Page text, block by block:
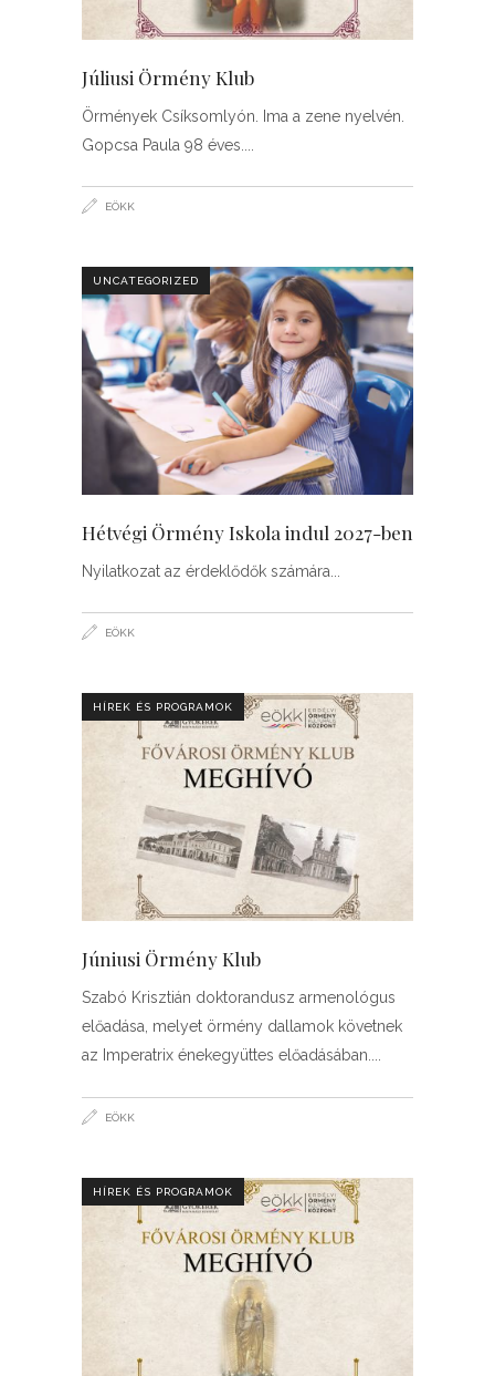
Júliusi Örmény Klub
Örmények Csíksomlyón. Ima a zene nyelvén.
Gopcsa Paula 98 éves.
EÖKK
UNCATEGORIZED
Hétvégi Örmény Iskola indul 2027-ben
Nyilatkozat az érdeklődők számára
EÖKK
HÍREK ÉS PROGRAMOK
Júniusi Örmény Klub
Szabó Krisztián doktorandusz armenológus
előadása, melyet örmény dallamok követnek
az Imperatrix énekegyüttes előadásában.
EÖKK
HÍREK ÉS PROGRAMOK